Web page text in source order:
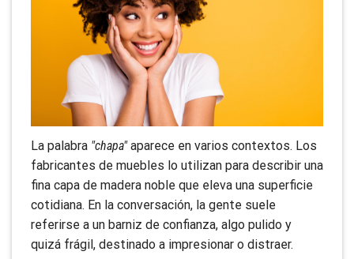
La palabra "chapa"aparece en varios contextos. Los
fabricantes de muebles lo utilizan para describir una
fina capa de madera noble que eleva una superficie
cotidiana. En la conversación, la gente suele
referirse a un barniz de confianza, algo pulido y
quizá frágil, destinado a impresionar o distraer.